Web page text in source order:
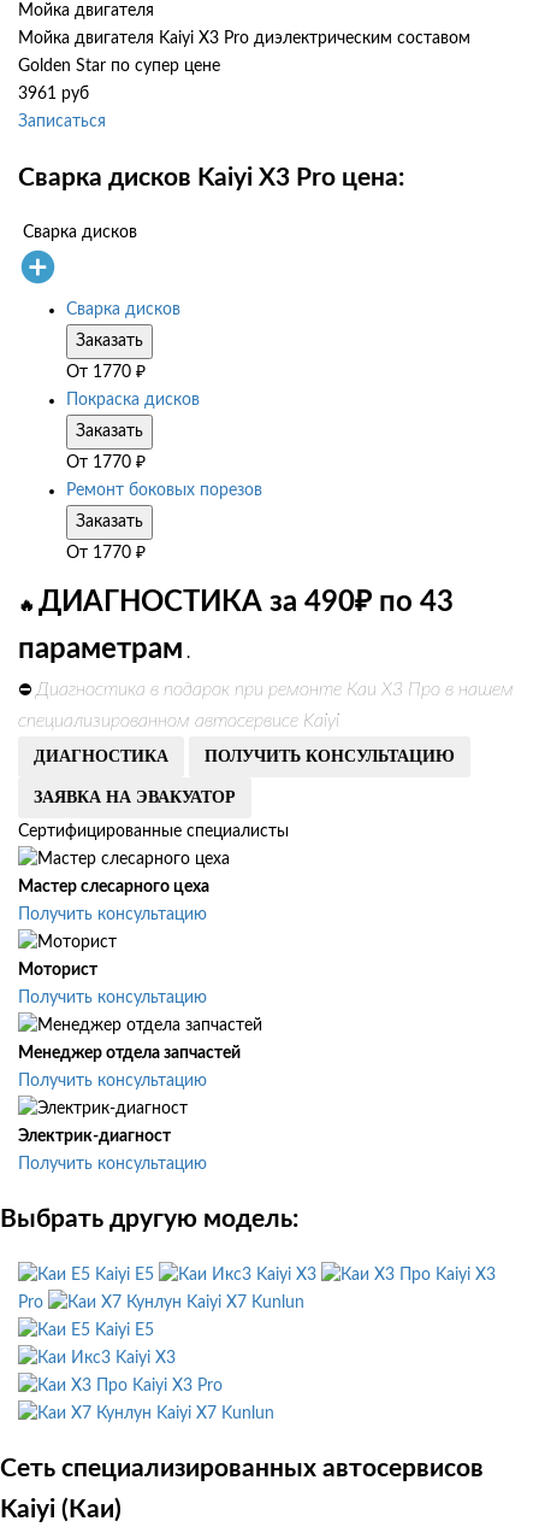
Мойка двигателя
Мойка двигателя Kaiyi X3 Pro диэлектрическим составом
Golden Star по супер цене
3961 руб
Записаться
Сварка дисков Kaiyi X3 Pro цена:
Сварка дисков
Сварка дисков
Заказать
От 1770 ₽
Покраска дисков
Заказать
От 1770 ₽
Ремонт боковых порезов
Заказать
От 1770 ₽
🔥 ДИАГНОСТИКА за 490₽ по 43
параметрам .
⛔ Диагностика в подарок при ремонте Каи Х3 Про в нашем
специализированном автосервисе Kaiyi
ДИАГНОСТИКА ПОЛУЧИТЬ КОНСУЛЬТАЦИЮ
ЗАЯВКА НА ЭВАКУАТОР
Сертифицированные специалисты
Мастер слесарного цеха
Получить консультацию
Моторист
Получить консультацию
Менеджер отдела запчастей
Получить консультацию
Электрик-диагност
Получить консультацию
Выбрать другую модель:
Kaiyi E5 Kaiyi X3
Kaiyi X3
Pro
Kaiyi X7 Kunlun
Kaiyi E5
Kaiyi X3
Kaiyi X3 Pro
Kaiyi X7 Kunlun
Сеть специализированных автосервисов
Kaiyi (Каи)